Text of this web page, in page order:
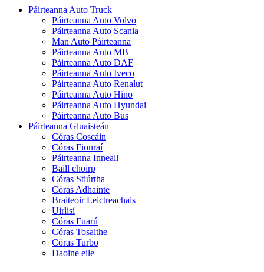
Páirteanna Auto Truck
Páirteanna Auto Volvo
Páirteanna Auto Scania
Man Auto Páirteanna
Páirteanna Auto MB
Páirteanna Auto DAF
Páirteanna Auto Iveco
Páirteanna Auto Renalut
Páirteanna Auto Hino
Páirteanna Auto Hyundai
Páirteanna Auto Bus
Páirteanna Gluaisteán
Córas Coscáin
Córas Fionraí
Páirteanna Inneall
Baill choirp
Córas Stiúrtha
Córas Adhainte
Braiteoir Leictreachais
Uirlisí
Córas Fuarú
Córas Tosaithe
Córas Turbo
Daoine eile